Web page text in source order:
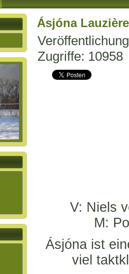
Ásjóna Lauzière
Zugriffe: 10958
V: Niels
M:
Ásjóna ist
viel